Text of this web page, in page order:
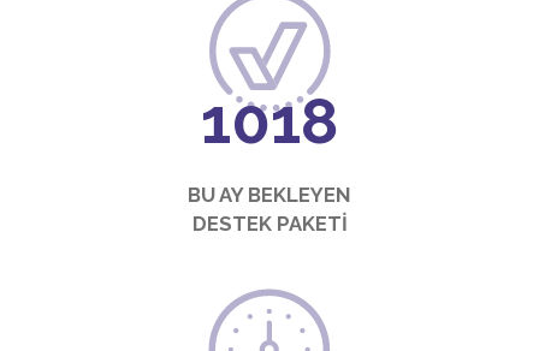
1100
BU AY BEKLEYEN
DESTEK PAKETİ